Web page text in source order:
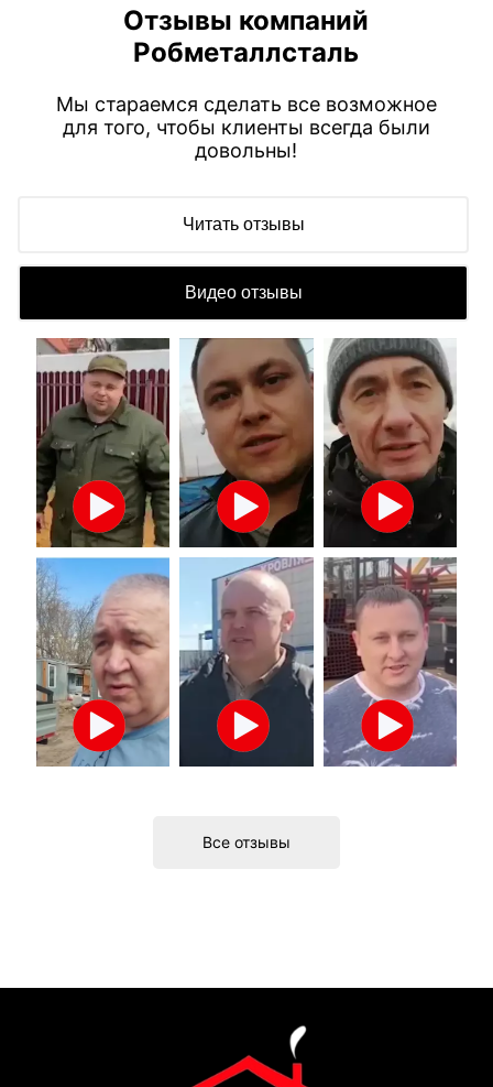
Отзывы компаний
Робметаллсталь
Мы стараемся сделать все возможное
для того, чтобы клиенты всегда были
довольны!
Читать отзывы
Видео отзывы
Все отзывы